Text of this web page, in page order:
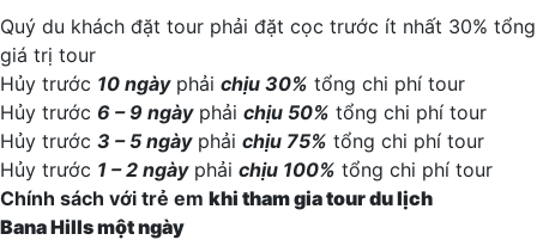
Quý du khách đặt tour phải đặt cọc trước ít nhất 30% tổng
giá trị tour
Hủy trước 10 ngàyphải chịu 30% tổng chi phí tour
Hủy trước 6 – 9 ngàyphải chịu 50% tổng chi phí tour
Hủy trước 3 – 5 ngàyphải chịu 75% tổng chi phí tour
Hủy trước 1 – 2 ngàyphải chịu 100% tổng chi phí tour
Chính sách với trẻ em khi tham gia tourdu lịch
BanaHillsmột ngày